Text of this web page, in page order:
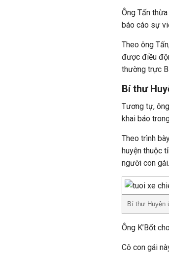
Ông Tấn
báo cáo sự
Theo ông
được điều
thường trực
Bí thư
Tương tự,
khai báo
Theo trình
huyện thuộc
người con gái.
Bí thư Huyện
Ông K’Bốt
Cô con gái